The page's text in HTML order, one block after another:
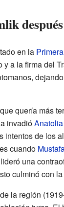
en la
a la firma del
quería más
invadióAnatolia
intentos de los
cuando
una
culminó con
la región